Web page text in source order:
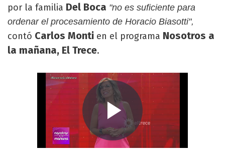
por la familia Del Boca "no es suficiente para
ordenar el procesamiento de Horacio Biasotti",
contó Carlos Monti en el programa Nosotros a
la mañana, El Trece.